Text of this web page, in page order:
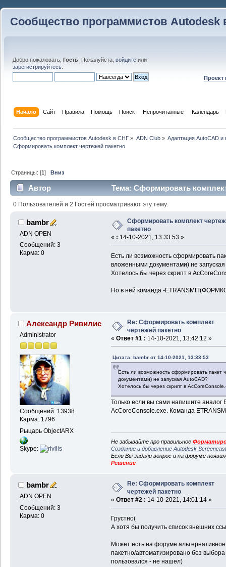
Сообщество программистов Autodesk
Добро пожаловать, Гость . Пожалуйста, войдите или
зарегистрируйтесь
Проект
Начало Сайт Правила Помощь Поиск Непрочитанные Календарь
Сообщество программистов Autodesk в СНГ » ADN Club» Адаптация AutoCAD и
Сформировать комплект чертежей пакетно
Страницы: [1]Вниз
Автор
Тема: Сформировать
раз)
0 Пользователей и 2 Гостей просматривают эту тему.
bambr
ADN OPEN
Сообщений: 3
Карма: 0
Сформировать комплект
пакетно
« : 14-10-2021, 13:33:53 »
Есть ли возможность сформировать
вложенными документами) не
Хотелось бы через скрипт в
Но в ней команда -
Александр Ривилис
Administrator
Сообщений: 13938
Карма: 1796
Рыцарь ObjectARX
Skype:
Re: Сформировать комплект
чертежей пакетно
« Ответ #1 : 14-10-2021, 13:42:12 »
Цитата: bambr от 14-10-2021, 13:33:53
Есть ли возможность сформировать
документами) не запуская AutoCAD?
Хотелось бы через скрипт в
Только если вы сами напишите аналог
AcCoreConsole.exe. Команда
Не забывайте про правильное
Создание и добавление Autodesk
Если Вы задали вопрос и на форуме
Решение
bambr
ADN OPEN
Сообщений: 3
Карма: 0
Re: Сформировать комплект
чертежей пакетно
« Ответ #2 : 14-10-2021, 14:01:14 »
Грустно(
А хотя бы получить список внешних
Может есть на форуме
пакетно/автоматизировано без
пользовался - не нашел)